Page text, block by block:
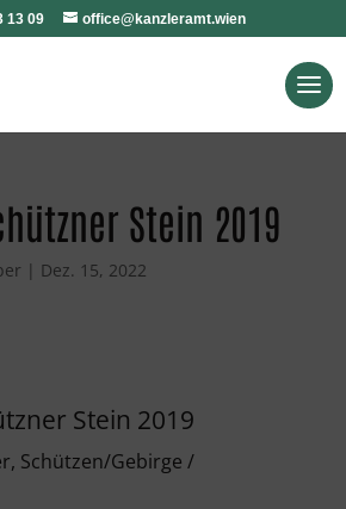
13 09 office@kanzleramt.wien
Stein 2019
| Dez. 15, 2022
Stein 2019
Schützen/Gebirge /